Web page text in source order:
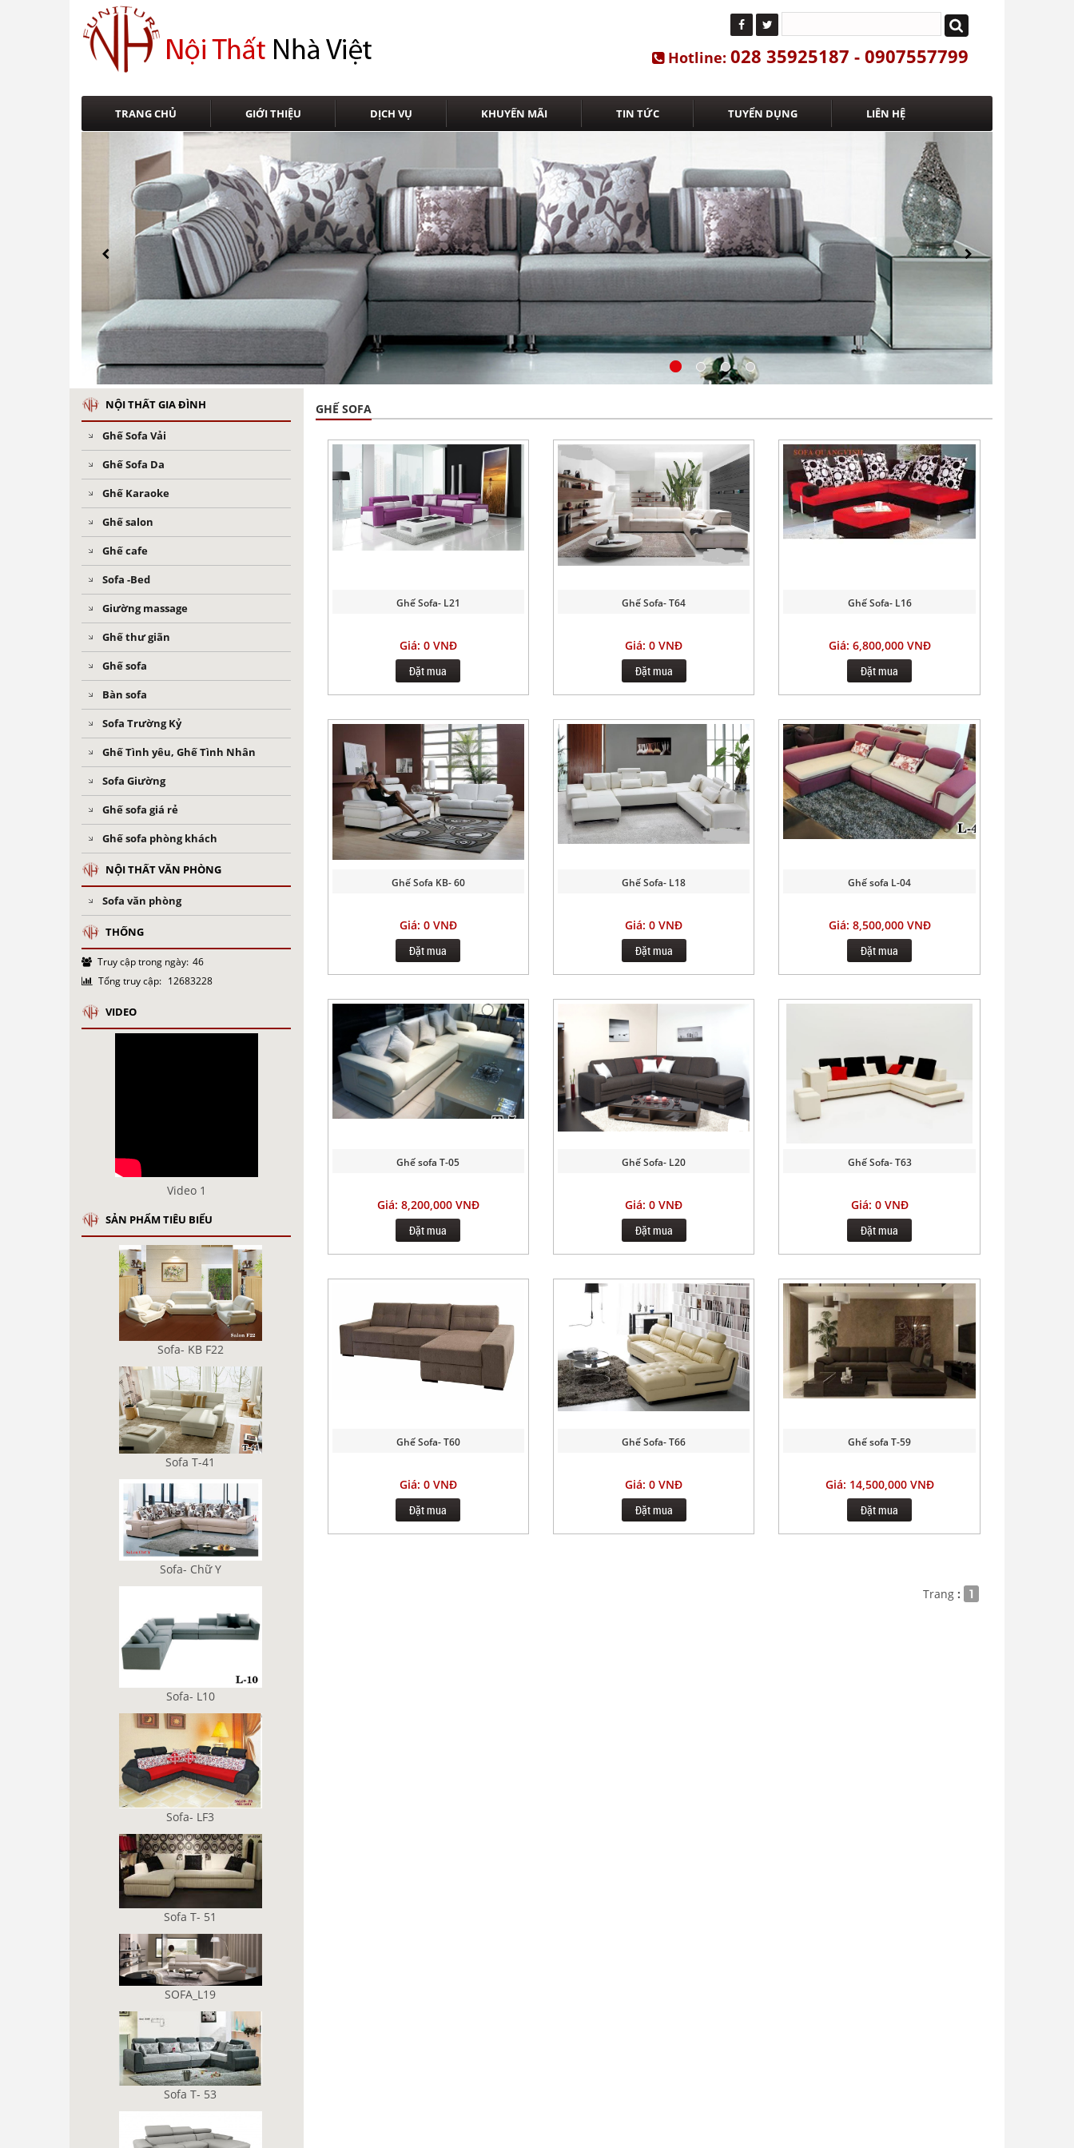
Hotline: 028 35925187 - 0907557799
TRANG CHỦ GIỚI THIỆU DỊCH VỤ KHUYẾN MÃI TIN TỨC TUYỂN DỤNG LIÊN HỆ
NỘI THẤT GIA ĐÌNH
Ghế Sofa Vải
Ghế Sofa Da
Ghế Karaoke
Ghế salon
Ghế cafe
Sofa -Bed
Giường massage
Ghế thư giãn
Ghế sofa
Bàn sofa
Sofa Trường Kỷ
Ghế Tình yêu, Ghế Tình Nhân
Sofa Giường
Ghế sofa giá rẻ
Ghế sofa phòng khách
NỘI THẤT VĂN PHÒNG
Sofa văn phòng
THỐNG
Truy cập trong ngày: 46
Tổng truy cập: 12683228
VIDEO
Video 1
SẢN PHẨM TIÊU BIỂU
Sofa- KB F22
Sofa T-41
Sofa- Chữ Y
Sofa- L10
Sofa- LF3
Sofa T- 51
SOFA_L19
Sofa T- 53
GHẾ SOFA
Ghế Sofa- L21
Giá: 0 VNĐ
Đặt mua
Ghế Sofa- T64
Giá: 0 VNĐ
Đặt mua
Ghế Sofa- L16
Giá: 6,800,000 VNĐ
Đặt mua
Ghế Sofa KB- 60
Giá: 0 VNĐ
Đặt mua
Ghế Sofa- L18
Giá: 0 VNĐ
Đặt mua
Ghế sofa L-04
Giá: 8,500,000 VNĐ
Đặt mua
Ghế sofa T-05
Giá: 8,200,000 VNĐ
Đặt mua
Ghế Sofa- L20
Giá: 0 VNĐ
Đặt mua
Ghế Sofa- T63
Giá: 0 VNĐ
Đặt mua
Ghế Sofa- T60
Giá: 0 VNĐ
Đặt mua
Ghế Sofa- T66
Giá: 0 VNĐ
Đặt mua
Ghế sofa T-59
Giá: 14,500,000 VNĐ
Đặt mua
Trang : 1